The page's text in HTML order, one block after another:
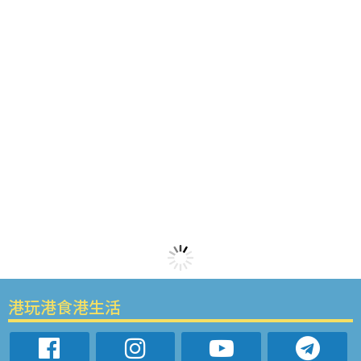
港玩港食港生活